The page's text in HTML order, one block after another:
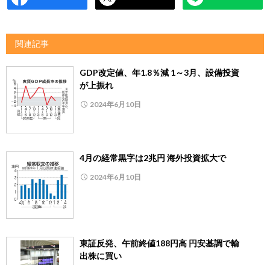
関連記事
GDP改定値、年1.8％減 1～3月、設備投資
が上振れ
2024年6月10日
4月の経常黒字は2兆円 海外投資拡大で
2024年6月10日
東証反発、午前終値188円高 円安基調で輸
出株に買い